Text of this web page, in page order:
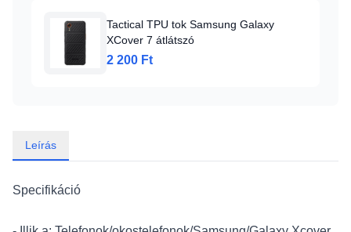
Tactical TPU tok Samsung Galaxy
XCover 7 átlátszó
2 200 Ft
Leírás
Specifikáció